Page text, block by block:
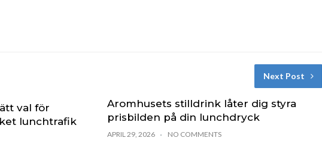
val för
lunchtrafik
Next Post
Aromhusets stilldrink låter dig styra
prisbilden på din lunchdryck
APRIL 29, 2026 NO COMMENTS